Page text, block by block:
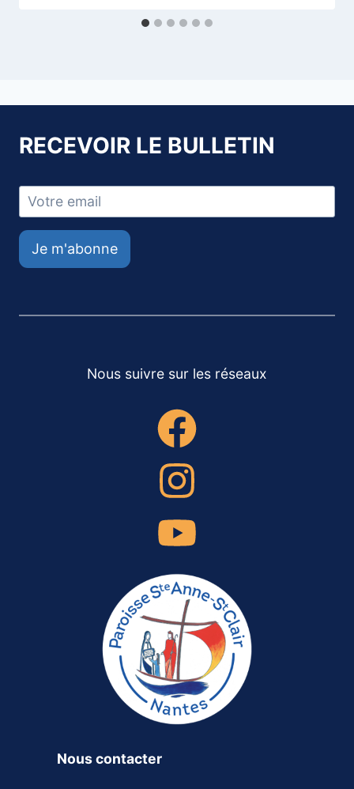
RECEVOIR LE BULLETIN
Je m'abonne
Nous suivre sur les réseaux
Nous contacter